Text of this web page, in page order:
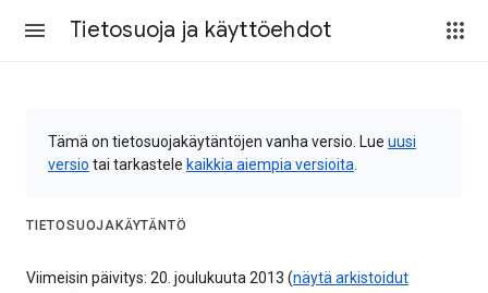
Tietosuoja ja käyttöehdot
Tämä on tietosuojakäytäntöjen vanha versio. Lue uusi
versio tai tarkastele kaikkia aiempia versioita
TIETOSUOJAKÄYTÄNTÖ
Viimeisin päivitys: 20. joulukuuta 2013 (näytä arkistoidut